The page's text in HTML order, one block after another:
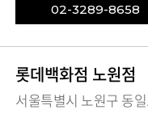
02-3289-8658
롯데백화점 노원점
서울특별시 노원구 동